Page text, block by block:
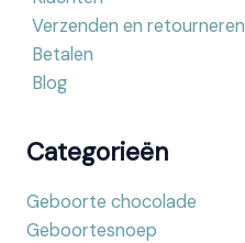
Verzenden en retourneren
Betalen
Blog
Categorieën
Geboorte chocolade
Geboortesnoep